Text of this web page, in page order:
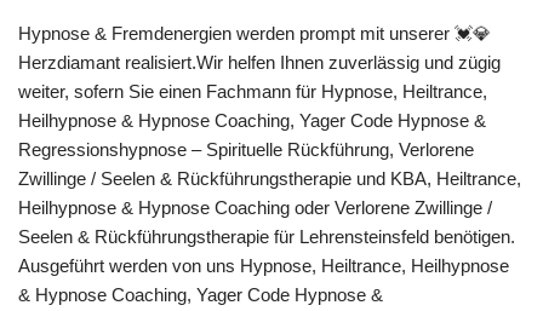
Hypnose & Fremdenergien werden prompt mit unserer 💓️💎
Herzdiamant realisiert.Wir helfen Ihnen zuverlässig und zügig
weiter, sofern Sie einen Fachmann für Hypnose, Heiltrance,
Heilhypnose & Hypnose Coaching, Yager Code Hypnose &
Regressionshypnose – Spirituelle Rückführung, Verlorene
Zwillinge / Seelen & Rückführungstherapie und KBA, Heiltrance,
Heilhypnose & Hypnose Coaching oder Verlorene Zwillinge /
Seelen & Rückführungstherapie für Lehrensteinsfeld benötigen.
Ausgeführt werden von uns Hypnose, Heiltrance, Heilhypnose
& Hypnose Coaching, Yager Code Hypnose &